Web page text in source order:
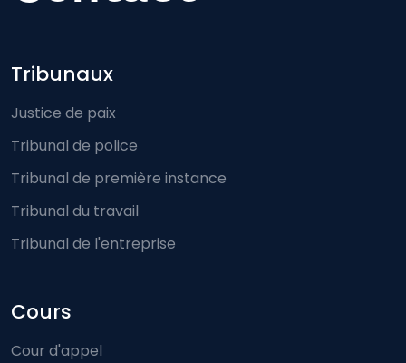
Footer-menu
Tribunaux
Justice de paix
Tribunal de police
Tribunal de première instance
Tribunal du travail
Tribunal de l'entreprise
Cours
Cour d'appel